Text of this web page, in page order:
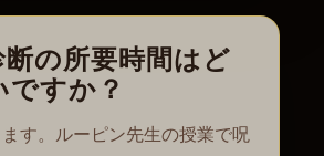
の所要時間はど
すか？
す。ルーピン先生の授業で呪